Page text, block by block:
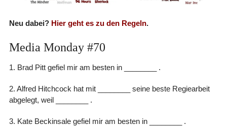
Neu dabei? Hier geht es zu den Regeln.
Media Monday #70
1. Brad Pitt gefiel mir am besten in ________ .
2. Alfred Hitchcock hat mit ________ seine beste Regiearbeit
abgelegt, weil ________ .
3. Kate Beckinsale gefiel mir am besten in ________ .